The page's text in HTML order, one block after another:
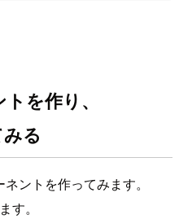
を作り、
る
ントを作ってみます。
す。